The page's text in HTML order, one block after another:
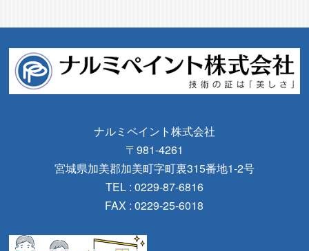
ナルミペイント株式会社
〒981-4261
宮城県加美郡加美町字町裏315番地1-2号
TEL : 0229-87-6816
FAX : 0229-25-6018